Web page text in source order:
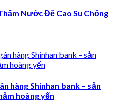
Nước Đế Cao Su Chống
hàng Shinhan bank – sản
hoàng yến